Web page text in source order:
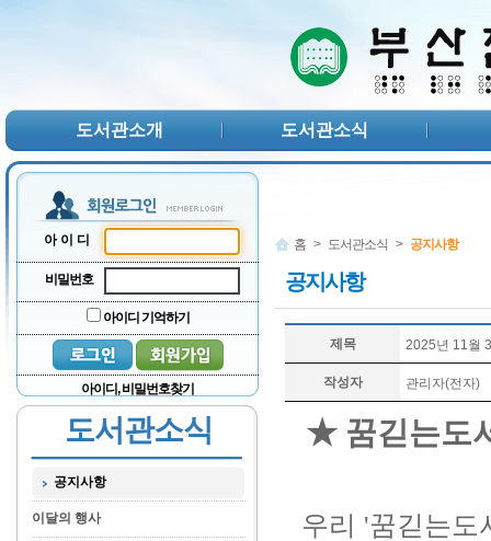
도서관소개 도서관소식
아이디
비밀번호
아이디 기억하기
아이디, 비밀번호찾기
도서관소식
공지사항
이달의 행사
홈 > 도서관소식 > 공지사항
공지사항
제목 2025년 11월
작성자 관리자(전자)
★ 꿈긷는도
우리 '꿈긷는도